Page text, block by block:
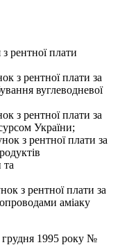
рентної плати
з рентної плати за
вуглеводневої
з рентної плати за
України;
з рентної плати за
та
з рентної плати за
аміаку
грудня 1995 року №